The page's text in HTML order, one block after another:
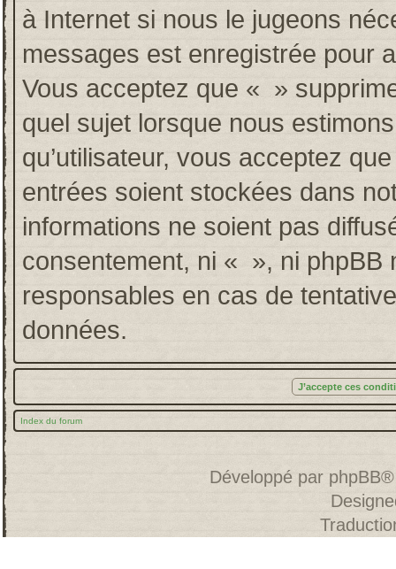
à Internet si nous le jugeons
messages est enregistrée pour
Vous acceptez que « »
quel sujet lorsque nous
qu’utilisateur, vous acceptez
entrées soient stockées dans
informations ne soient pas
consentement, ni « », ni phpBB
responsables en cas de
données.
Index du forum
Développé par phpBB®